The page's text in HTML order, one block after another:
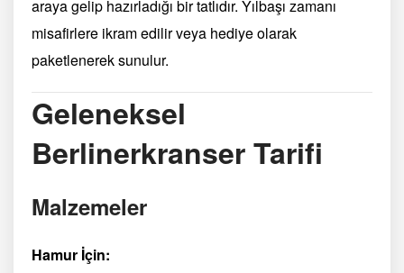
araya gelip hazırladığı bir tatlıdır. Yılbaşı zamanı
misafirlere ikram edilir veya hediye olarak
paketlenerek sunulur.
Geleneksel
Berlinerkranser Tarifi
Malzemeler
Hamur İçin: